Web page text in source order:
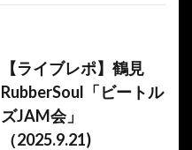
【ライブレポ】鶴見
RubberSoul「ビートル
ズJAM会」
（2025.9.21)